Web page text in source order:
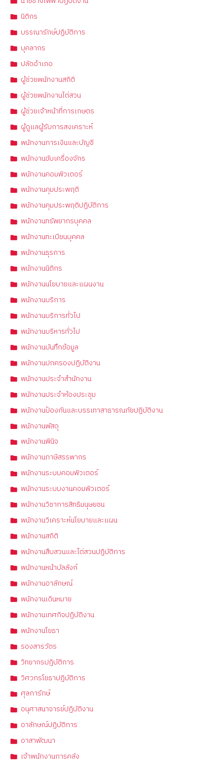
นิติกร
บรรณารักษ์ปฏิบัติการ
บุคลากร
ปลัดอำเภอ
ผู้ช่วยพนักงานสถิติ
ผู้ช่วยพนักงานไต่สวน
ผู้ช่วยเจ้าหน้าที่การเกษตร
ผู้ดูแลผู้รับการสงเคราะห์
พนักงานการเงินและบัญชี
พนักงานขับเครื่องจักร
พนักงานคอมพิวเตอร์
พนักงานคุมประพฤติ
พนักงานคุมประพฤติปฏิบัติการ
พนักงานทรัพยากรบุคคล
พนักงานทะเบียนบุคคล
พนักงานธุรการ
พนักงานนิติกร
พนักงานนโยบายและแผนงาน
พนักงานบริการ
พนักงานบริการทั่วไป
พนักงานบริหารทั่วไป
พนักงานบันทึกข้อมูล
พนักงานปกครองปฏิบัติงาน
พนักงานประจำสำนักงาน
พนักงานประจำห้องประชุม
พนักงานป้องกันและบรรเทาสาธารณภัยปฏิบัติงาน
พนักงานพัสดุ
พนักงานพินิจ
พนักงานภาษีสรรพากร
พนักงานระบบคอมพิวเตอร์
พนักงานระบบงานคอมพิวเตอร์
พนักงานวิชาการสิทธิมนุษยชน
พนักงานวิเคราะห์นโยบายและแผน
พนักงานสถิติ
พนักงานสืบสวนและไต่สวนปฏิบัติการ
พนักงานหน้าบัลลังก์
พนักงานอาลักษณ์
พนักงานเดินหมาย
พนักงานเทศกิจปฏิบัติงาน
พนักงานโยธา
รองสารวัตร
วิทยากรปฏิบัติการ
วิศวกรโยธาปฏิบัติการ
ศุลการักษ์
อนุศาสนาจารย์ปฏิบัติงาน
อาลักษณ์ปฏิบัติการ
อาสาพัฒนา
เจ้าพนักงานการคลัง